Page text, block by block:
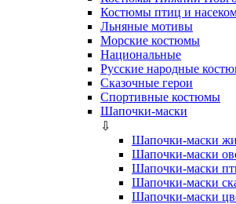
Костюмы птиц и
Льняные мотивы
Морские костюмы
Национальные
Русские народные
Сказочные герои
Спортивные костюмы
Шапочки-маски
⇩
Шапочки-маски
Шапочки-маски
Шапочки-маски
Шапочки-маски
Шапочки-маски